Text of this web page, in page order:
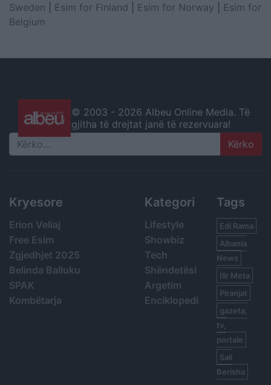
Sweden
Esim for Finland Esim for Norway
Esim for
Belgium
© 2003 - 2026 Albeu Online Media. Të
gjitha të drejtat janë të rezervuara!
Search
Kryesore
Erion Veliaj
Free Esim
Zgjedhjet 2025
Belinda Balluku
SPAK
Kombëtarja
Kategori
Lifestyle
Showbiz
Tech
Shëndetësi
Argetim
Enciklopedi
Tags
Edi Rama
Albania
News
Ilir Meta
Piranjat
gazeta,
tv,
portale
Sali
Berisha